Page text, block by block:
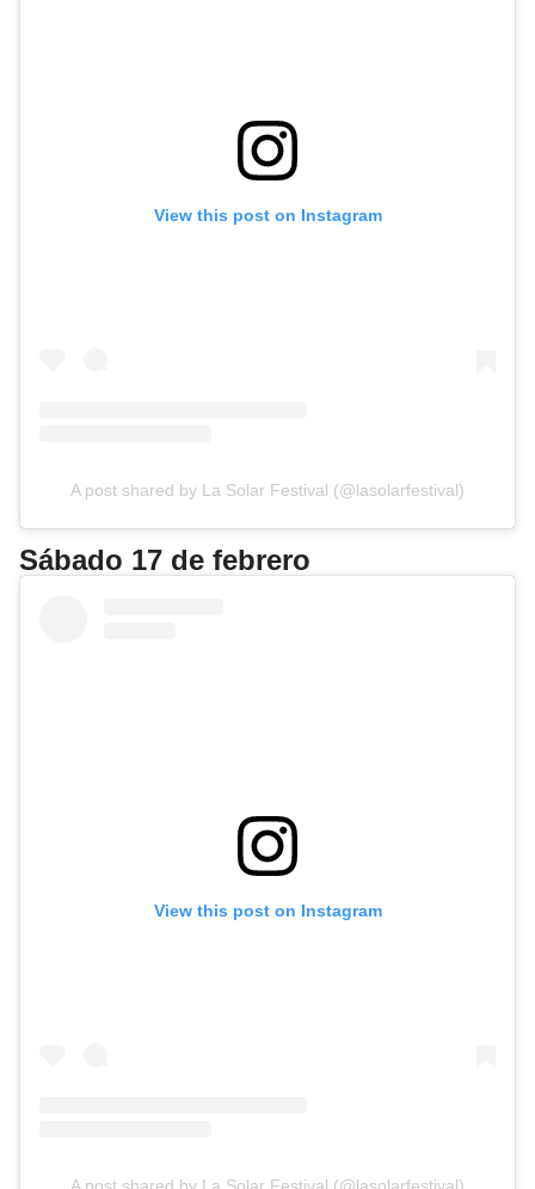
View this post on Instagram
A post shared by La Solar Festival (@lasolarfestival)
Sábado 17 de febrero
View this post on Instagram